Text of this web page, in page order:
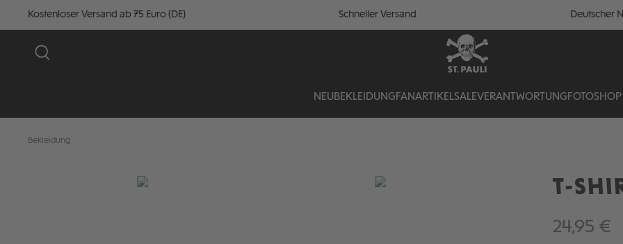
Kostenloser Versand ab 75 Euro (DE) Schneller Versand Deutscher
NEU BEKLEIDUNGFANARTIKELSALEVERANTWORTUNGFOTOSHOP
Bekleidung
Bildergalerie überspringen T-
24,95 €